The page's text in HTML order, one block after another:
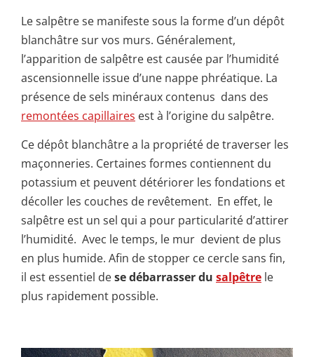
Le salpêtre se manifeste sous la forme d’un dépôt
blanchâtre sur vos murs. Généralement,
l’apparition de salpêtre est causée par l’humidité
ascensionnelle issue d’une nappe phréatique. La
présence de sels minéraux contenus dans des
remontées capillaires est à l’origine du salpêtre.
Ce dépôt blanchâtre a la propriété de traverser les
maçonneries. Certaines formes contiennent du
potassium et peuvent détériorer les fondations et
décoller les couches de revêtement. En effet, le
salpêtre est un sel qui a pour particularité d’attirer
l’humidité. Avec le temps, le mur devient de plus
en plus humide. Afin de stopper ce cercle sans fin,
il est essentiel dese débarrasser du salpêtre le
plus rapidement possible.